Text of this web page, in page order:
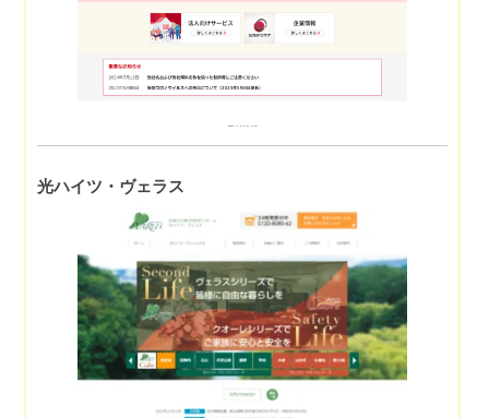
光ハイツ・ヴェラス